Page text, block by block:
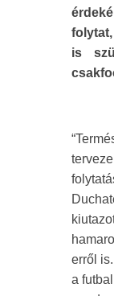
is
erről
a